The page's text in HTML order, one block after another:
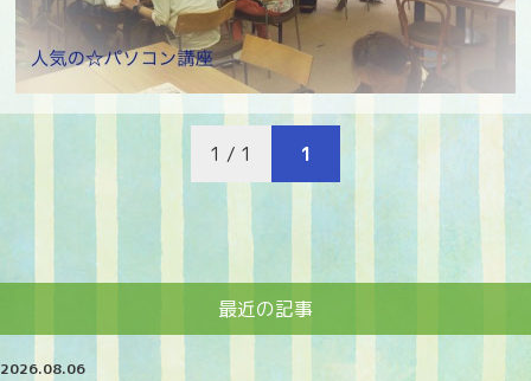
1 / 1 1
最近の記事
2026.08.06